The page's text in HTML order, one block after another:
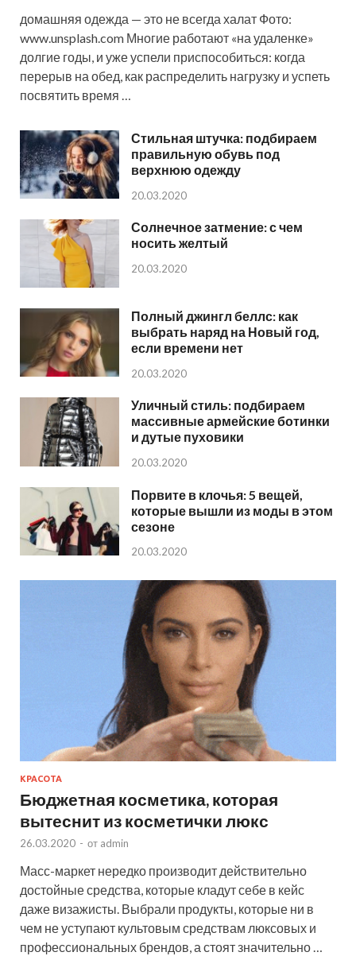
домашняя одежда — это не всегда халат Фото:
www.unsplash.com Многие работают «на удаленке»
долгие годы, и уже успели приспособиться: когда
перерыв на обед, как распределить нагрузку и успеть
посвятить время …
Стильная штучка: подбираем
правильную обувь под
верхнюю одежду
20.03.2020
Солнечное затмение: с чем
носить желтый
20.03.2020
Полный джингл беллс: как
выбрать наряд на Новый год,
если времени нет
20.03.2020
Уличный стиль: подбираем
массивные армейские ботинки
и дутые пуховики
20.03.2020
Порвите в клочья: 5 вещей,
которые вышли из моды в этом
сезоне
20.03.2020
КРАСОТА
Бюджетная косметика, которая
вытеснит из косметички люкс
26.03.2020 - от admin
Масс-маркет нередко производит действительно
достойные средства, которые кладут себе в кейс
даже визажисты. Выбрали продукты, которые ни в
чем не уступают культовым средствам люксовых и
профессиональных брендов, а стоят значительно …